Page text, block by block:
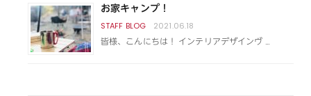
お家キャンプ！
2021.06.18
皆様、こんにちは！ インテリアデザインヴ …